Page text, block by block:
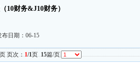
10财务&J10财务）
日期：06-15
页次：1/1页15篇/页